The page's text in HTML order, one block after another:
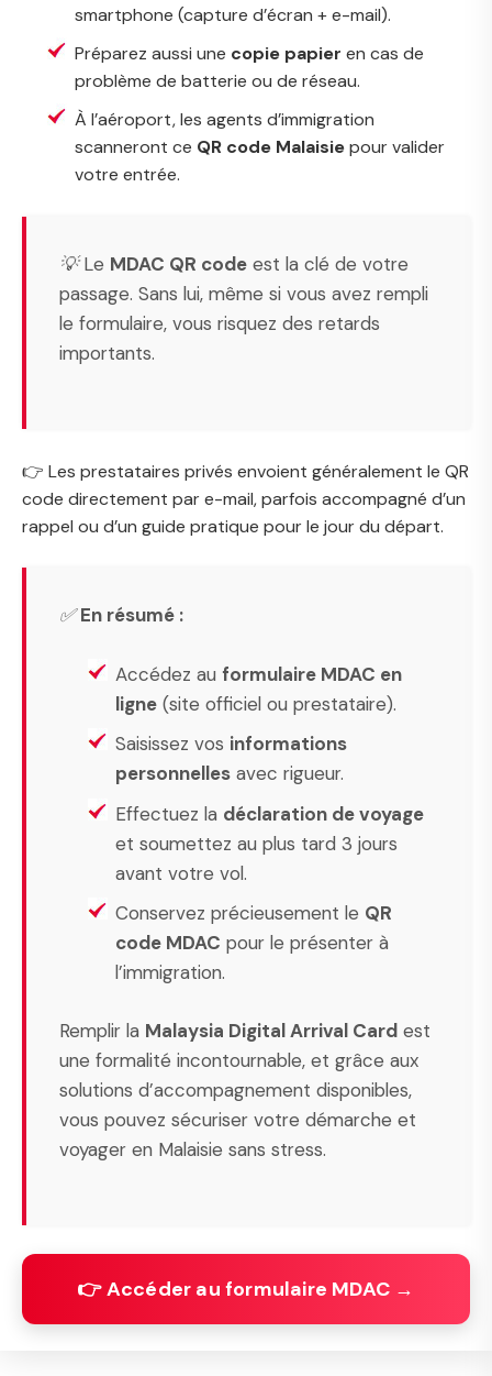
smartphone (capture d’écran + e-mail).
Préparez aussi une copie papier en cas de
problème de batterie ou de réseau.
À l’aéroport, les agents d’immigration
scanneront ce QR code Malaisiepour valider
votre entrée.
💡 Le MDAC QR code est la clé de votre
passage. Sans lui, même si vous avez rempli
le formulaire, vous risquez des retards
importants.
👉 Les prestataires privés envoient généralement le QR
code directement par e-mail, parfois accompagné d’un
rappel ou d’un guide pratique pour le jour du départ.
✅En résumé :
Accédez au formulaire MDAC en
ligne (site officiel ou prestataire).
Saisissez vos informations
personnelles avec rigueur.
Effectuez la déclaration de voyage
et soumettez au plus tard 3 jours
avant votre vol.
Conservez précieusement le QR
code MDAC pour le présenter à
l’immigration.
Remplir la Malaysia Digital Arrival Card est
une formalité incontournable, et grâce aux
solutions d’accompagnement disponibles,
vous pouvez sécuriser votre démarche et
voyager en Malaisie sans stress.
👉 Accéder au formulaire MDAC →